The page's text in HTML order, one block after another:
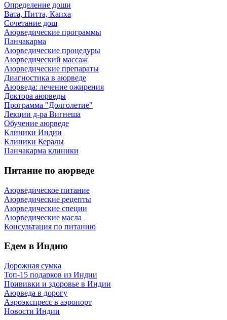
Определение доши
Вата, Питта, Капха
Сочетание дош
Аюрведические программы
Панчакарма
Аюрведические процедуры
Аюрведический массаж
Аюрведические препараты
Диагностика в аюрведе
Аюрведа: лечение ожирения
Доктора аюрведы
Программа "Долголетие"
Лекции д-ра Вигнеша
Обучение аюрведе
Клиники Индии
Клиники Кералы
Панчакарма клиники
Питание по аюрведе
Аюрведическое питание
Аюрведические рецепты
Аюрведические специи
Аюрведические масла
Консультация по питанию
Едем в Индию
Дорожная сумка
Топ-15 подарков из Индии
Прививки и здоровье в Индии
Аюрведа в дорогу
Аэроэкспресс в аэропорт
Новости Индии